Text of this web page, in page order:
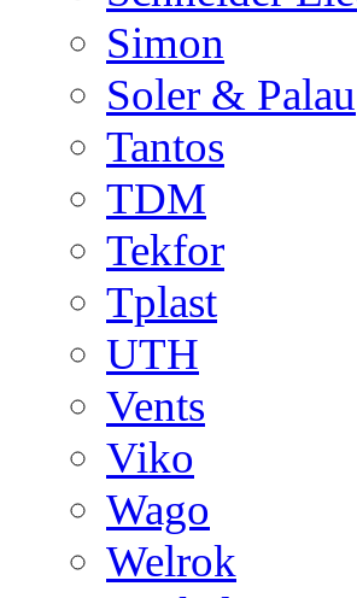
Simon
Soler & Palau
Tantos
TDM
Tekfor
Tplast
UTH
Vents
Viko
Wago
Welrok